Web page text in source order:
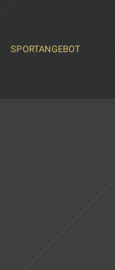
SPORTANGEBOT